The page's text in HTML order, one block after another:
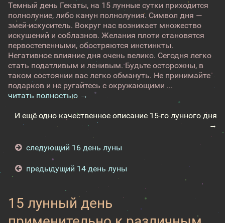
Темный день Гекаты, на 15 лунные сутки приходится
полнолуние, либо канун полнолуния. Символ дня —
змей-искуситель. Вокруг нас возникает множество
искушений и соблазнов. Желания плоти становятся
первостепенными, обостряются инстинкты.
Негативное влияние дня очень велико. Сегодня легко
стать податливым и ленивым. Будьте осторожны, в
таком состоянии вас легко обмануть. Не принимайте
подарков и не ругайтесь с окружающими ...
читать полностью →
И ещё одно качественное описание 15-го лунного дня
→
следующий 16 день луны
предыдущий 14 день луны
15 лунный день